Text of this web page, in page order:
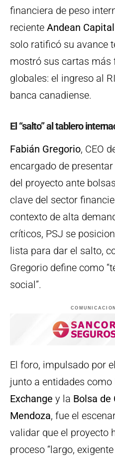
financiera de peso
reciente Andean
solo ratificó su avance
mostró sus cartas más
globales: el ingreso al
banca canadiense.
El “salto” al tablero
Fabián Gregorio, CEO
encargado de
del proyecto ante
clave del sector
contexto de alta
críticos, PSJ se
lista para dar el salto,
Gregorio define como
social”.
El foro, impulsado por
junto a entidades como
Exchange y la Bolsa de
Mendoza, fue el
validar que el proyecto
proceso “largo,